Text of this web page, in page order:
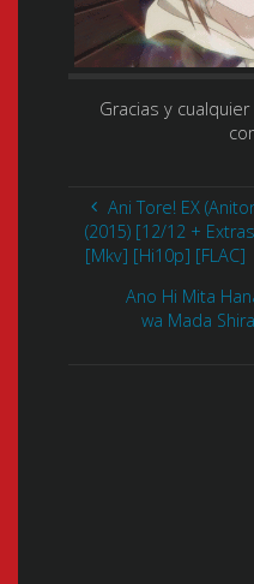
Gracias y
Ani Tore! EX
(2015) [12/12 +
[Mkv] [Hi10p] [FLAC]
Ano Hi Mita
wa Mada